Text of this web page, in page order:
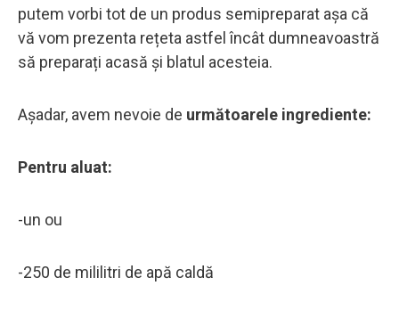
putem vorbi tot de un produs semipreparat așa că
vă vom prezenta rețeta astfel încât dumneavoastră
să preparați acasă și blatul acesteia.
Așadar, avem nevoie de următoarele ingrediente:
Pentru aluat:
-un ou
-250 de mililitri de apă caldă